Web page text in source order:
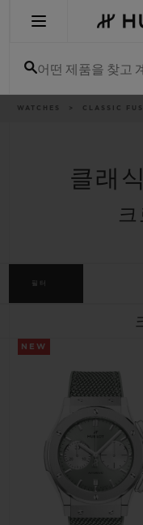
어떤 제품을 찾고
이
WATCHES CLASSIC
클래
필터
NEW
빅뱅
썸머 멀티 컬러 세라믹
익스클루시브 서비스
5+5 워런티